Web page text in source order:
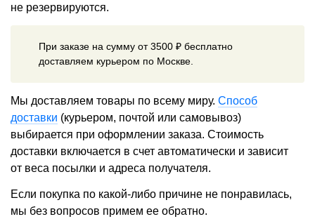
не резервируются.
При заказе на сумму от 3500 ₽ бесплатно
доставляем курьером по Москве.
Мы доставляем товары по всему миру. Способ
доставки (курьером, почтой или самовывоз)
выбирается при оформлении заказа. Стоимость
доставки включается в счет автоматически и зависит
от веса посылки и адреса получателя.
Если покупка по какой-либо причине не понравилась,
мы без вопросов примем ее обратно.